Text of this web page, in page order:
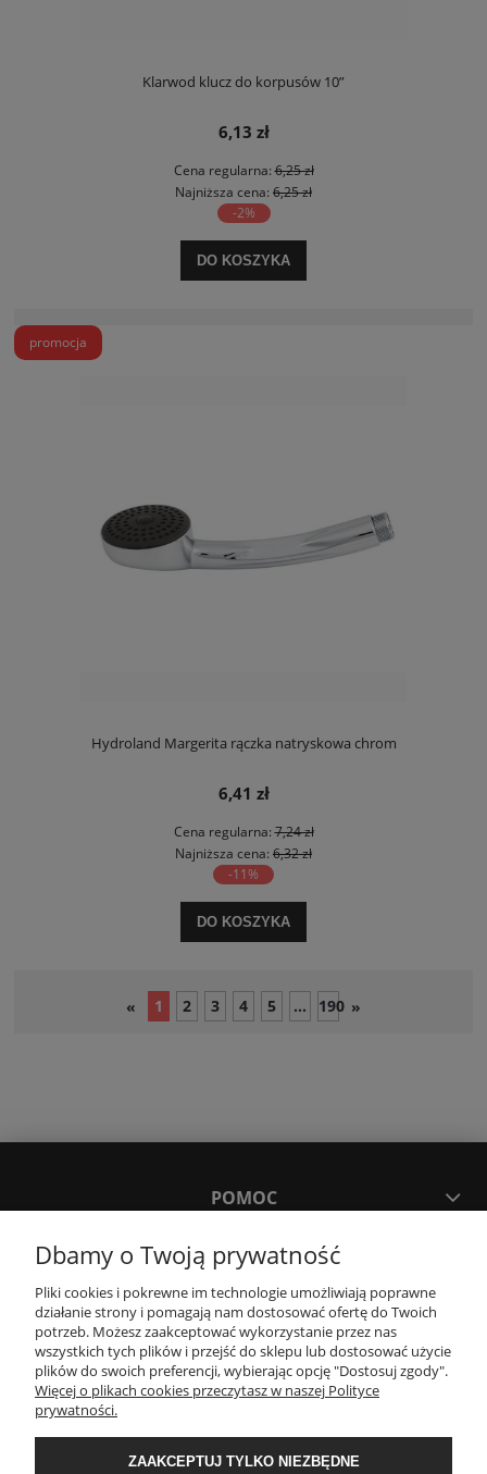
Klarwod klucz do korpusów 10”
6,13 zł
Cena regularna:6,25 zł
Najniższa cena: 6,25 zł
-2%
DO KOSZYKA
Hydroland Margerita rączka natryskowa chrom
6,41 zł
Cena regularna:7,24 zł
Najniższa cena: 6,32 zł
-11%
DO KOSZYKA
promocja
« 1 2 3 4 5 ... 190 »
POMOC
MOJE KONTO
PŁATNOŚCI I DOSTAWA
KONTAKT
Wyposażenie łazienek Łazienki.eco | Pawła 23, 41-708 Ruda Śląska | E-mail:
Dbamy o Twoją prywatność
Pliki cookies i pokrewne im technologie umożliwiają poprawne
działanie strony i pomagają nam dostosować ofertę do Twoich
potrzeb. Możesz zaakceptować wykorzystanie przez nas
wszystkich tych plików i przejść do sklepu lub dostosować użycie
plików do swoich preferencji, wybierając opcję "Dostosuj zgody".
Więcej o plikach cookies przeczytasz w naszej Polityce
prywatności.
ZAAKCEPTUJ TYLKO NIEZBĘDNE